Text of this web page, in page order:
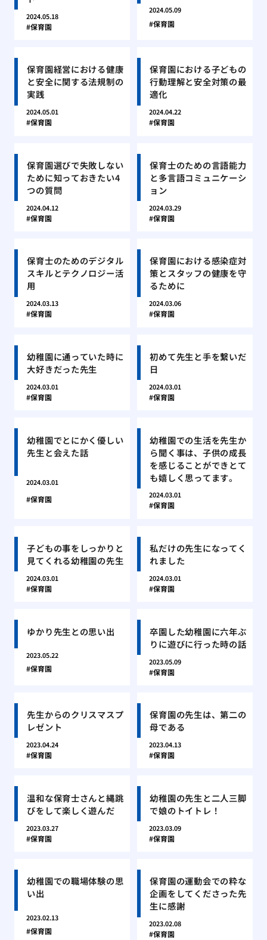
2024.05.18
保育園
2024.05.09
保育園
保育園経営における健康
と安全に関する法規制の
実践
2024.05.01
保育園
保育園における子どもの
行動理解と安全対策の最
適化
2024.04.22
保育園
保育園選びで失敗しない
ために知っておきたい4
つの質問
2024.04.12
保育園
保育士のための言語能力
と多言語コミュニケーシ
ョン
2024.03.29
保育園
保育士のためのデジタル
スキルとテクノロジー活
用
2024.03.13
保育園
保育園における感染症対
策とスタッフの健康を守
るために
2024.03.06
保育園
幼稚園に通っていた時に
大好きだった先生
2024.03.01
保育園
初めて先生と手を繋いだ
日
2024.03.01
保育園
幼稚園でとにかく優しい
先生と会えた話
2024.03.01
保育園
幼稚園での生活を先生か
ら聞く事は、子供の成長
を感じることができとて
も嬉しく思ってます。
2024.03.01
保育園
子どもの事をしっかりと
見てくれる幼稚園の先生
2024.03.01
保育園
私だけの先生になってく
れました
2024.03.01
保育園
ゆかり先生との思い出
2023.05.22
保育園
卒園した幼稚園に六年ぶ
りに遊びに行った時の話
2023.05.09
保育園
先生からのクリスマスプ
レゼント
2023.04.24
保育園
保育園の先生は、第二の
母である
2023.04.13
保育園
温和な保育士さんと縄跳
びをして楽しく遊んだ
2023.03.27
保育園
幼稚園の先生と二人三脚
で娘のトイトレ！
2023.03.09
保育園
幼稚園での職場体験の思
い出
2023.02.13
保育園
保育園の運動会での粋な
企画をしてくださった先
生に感謝
2023.02.08
保育園